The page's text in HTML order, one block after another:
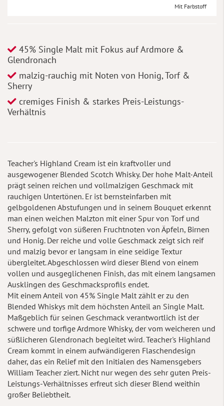
Mit Farbstoff
45% Single Malt mit Fokus auf Ardmore &
Glendronach
malzig-rauchig mit Noten von Honig, Torf &
Sherry
cremiges Finish & starkes Preis-Leistungs-
Verhältnis
Teacher's Highland Cream ist ein kraftvoller und
ausgewogener Blended Scotch Whisky. Der hohe Malt-Anteil
prägt seinen reichen und vollmalzigen Geschmack mit
rauchigen Untertönen. Er ist bernsteinfarben mit
gelbgoldenen Abstufungen und in seinem Bouquet erkennt
man einen weichen Malzton mit einer Spur von Torf und
Sherry, gefolgt von süßeren Fruchtnoten von Äpfeln, Birnen
und Honig. Der reiche und volle Geschmack zeigt sich reif
und malzig bevor er langsam in eine seidige Textur
übergleitet. Abgeschlossen wird dieser Blend von einem
vollen und ausgeglichenen Finish, das mit einem langsamen
Ausklingen des Geschmacksprofils endet.
Mit einem Anteil von 45% Single Malt zählt er zu den
Blended Whiskys mit dem höchsten Anteil an Single Malt.
Maßgeblich für seinen Geschmack verantwortlich ist der
schwere und torfige Ardmore Whisky, der vom weicheren und
süßlicheren Glendronach begleitet wird. Teacher's Highland
Cream kommt in einem aufwändigeren Flaschendesign
daher, das ein Relief mit den Initialen des Namensgebers
William Teacher ziert. Nicht nur wegen des sehr guten Preis-
Leistungs-Verhältnisses erfreut sich dieser Blend weithin
großer Beliebtheit.